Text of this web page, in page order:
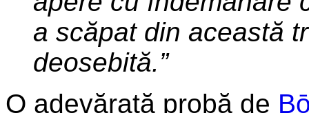
a scăpat din această
deosebită.”
O adevărată probă de